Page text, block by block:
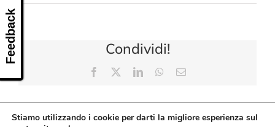
Condividi!
Facebook LinkedInWhatsApp
Email
Stiamo utilizzando i cookie per darti la migliore esperienza sul
Feedback